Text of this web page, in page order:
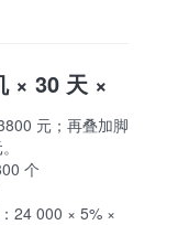
× 30 天 ×
元；再叠加脚
个
24 000 × 5% ×